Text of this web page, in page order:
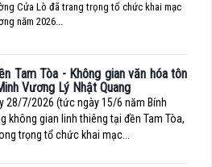
Cửa Lò đã trang trọng tổ chức khai mạc
năm 2026...
Tam Tòa - Không gian văn hóa tôn
Vương Lý Nhật Quang
28/7/2026 (tức ngày 15/6 năm Bính
không gian linh thiêng tại đền Tam Tòa,
trọng tổ chức khai mạc...